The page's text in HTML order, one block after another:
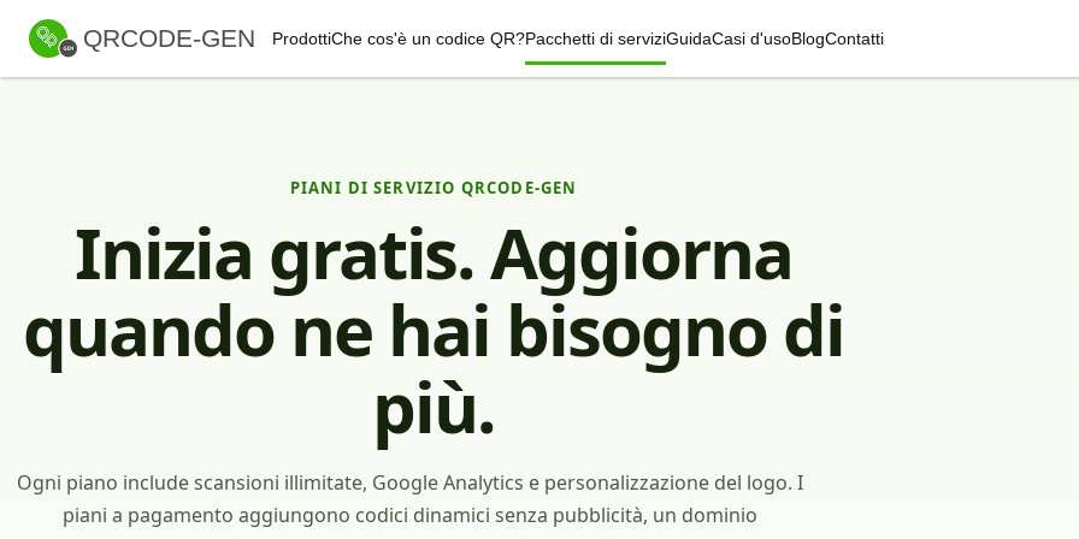
QRCODE-GEN ProdottiChe cos'è un codice QR?Pacchetti di serviziGuidaCasi d'usoBlogContatti
PIANI DI SERVIZIO QRCODE-GEN
Inizia gratis. Aggiorna
quando ne hai bisogno di
più.
Ogni piano include scansioni illimitate, Google Analytics e personalizzazione del logo. I
piani a pagamento aggiungono codici dinamici senza pubblicità, un dominio